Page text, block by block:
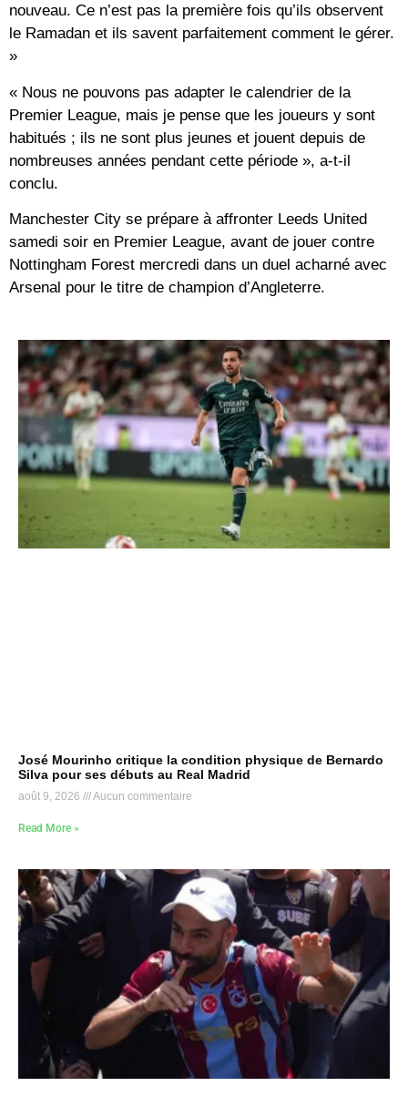
nouveau. Ce n’est pas la première fois qu’ils observent
le Ramadan et ils savent parfaitement comment le gérer.
»
« Nous ne pouvons pas adapter le calendrier de la
Premier League, mais je pense que les joueurs y sont
habitués ; ils ne sont plus jeunes et jouent depuis de
nombreuses années pendant cette période », a-t-il
conclu.
Manchester City se prépare à affronter Leeds United
samedi soir en Premier League, avant de jouer contre
Nottingham Forest mercredi dans un duel acharné avec
Arsenal pour le titre de champion d’Angleterre.
José Mourinho critique la condition physique de Bernardo
Silva pour ses débuts au Real Madrid
août 9, 2026 Aucun commentaire
Read More »